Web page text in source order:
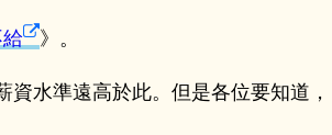
》。
水準遠高於此。但是各位要知道，